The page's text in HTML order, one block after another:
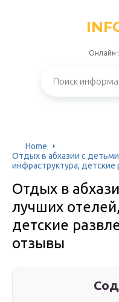
Home
Отдых в абхазии с
инфраструктура,
Отдых в
лучших
детские
отзывы